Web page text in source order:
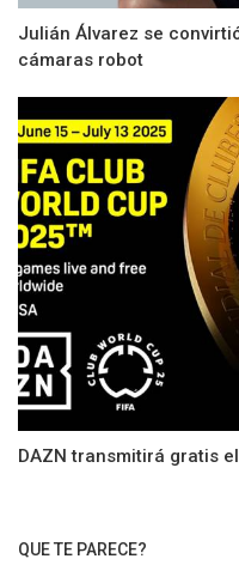
Julián Álvarez se
cámaras robot
DAZN transmitirá gratis
QUE TE PARECE?